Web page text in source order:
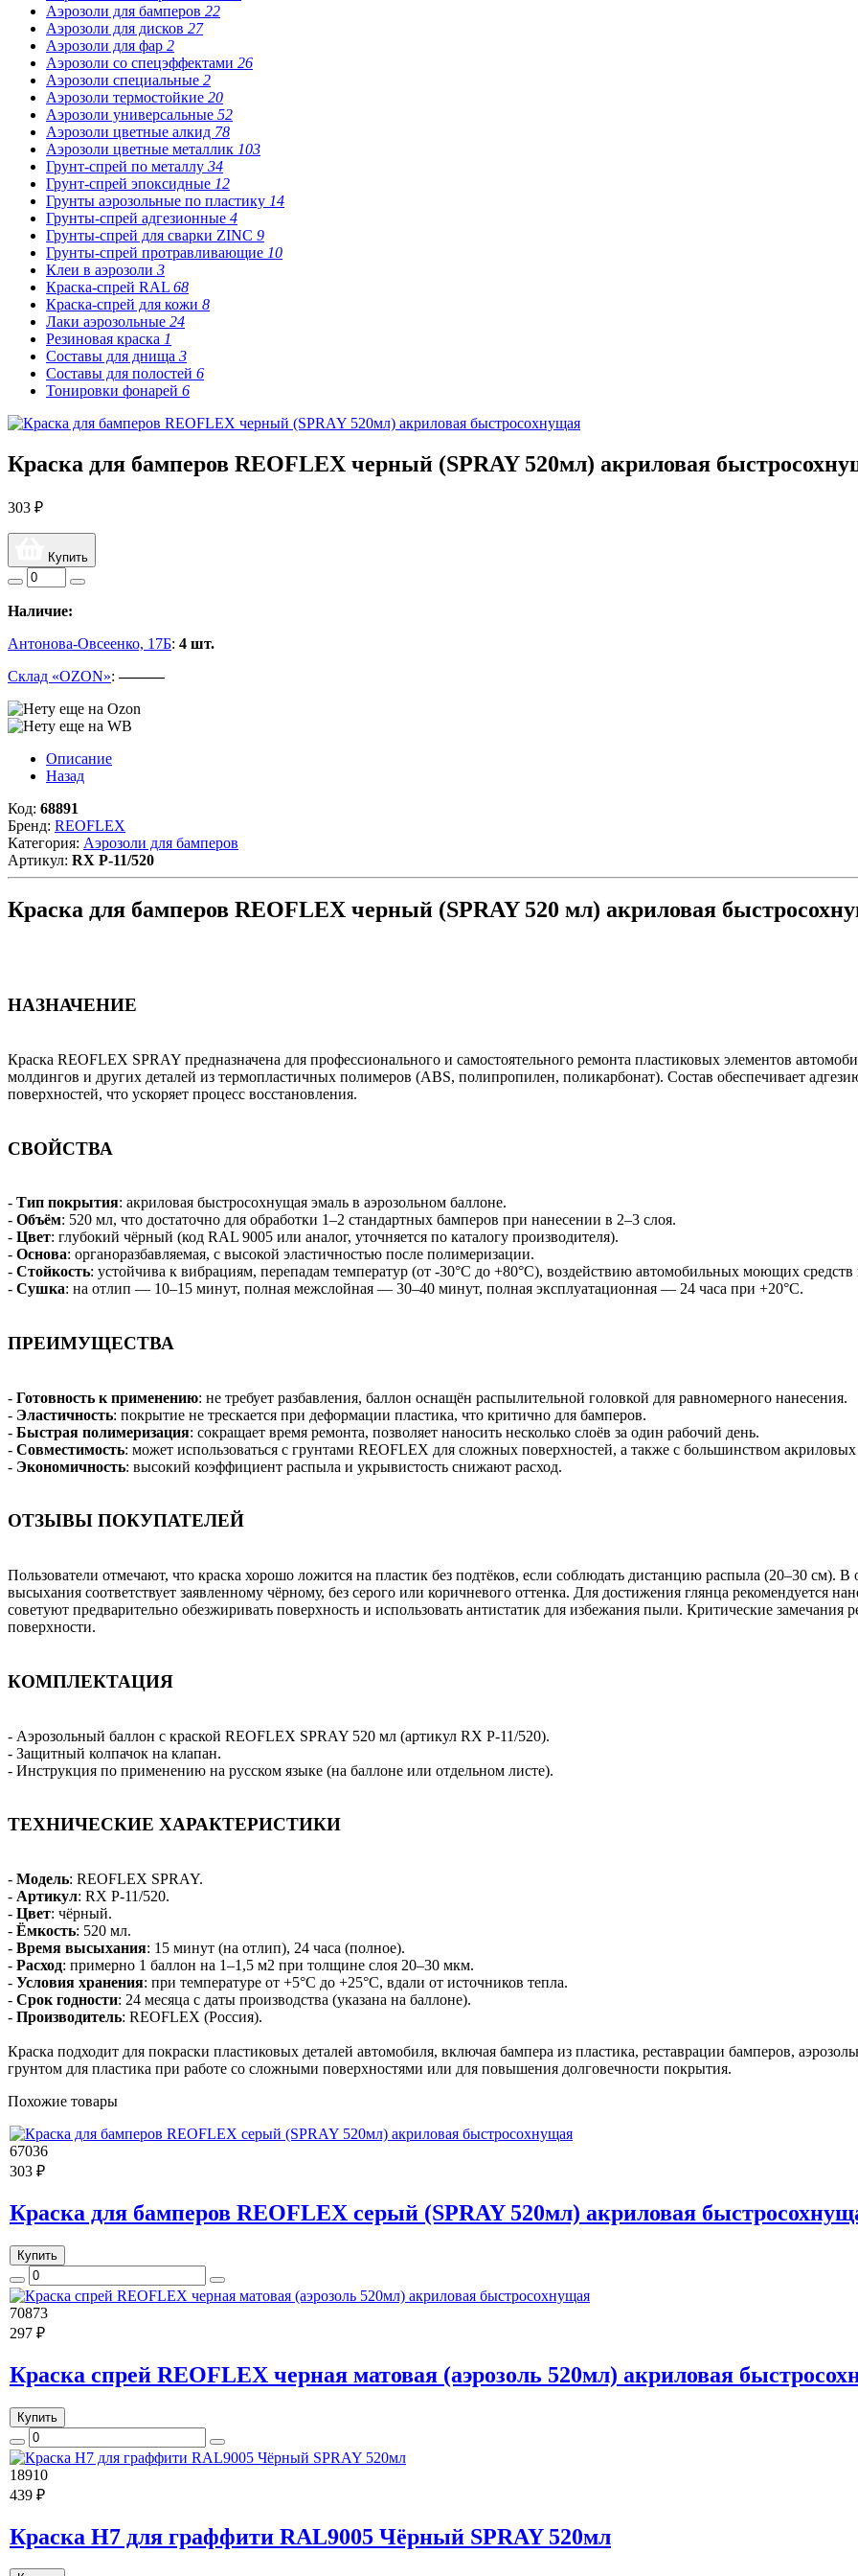
Аэрозоли для бамперов 22
Аэрозоли для дисков 27
Аэрозоли для фар 2
Аэрозоли со спецэффектами 26
Аэрозоли специальные 2
Аэрозоли термостойкие 20
Аэрозоли универсальные 52
Аэрозоли цветные алкид 78
Аэрозоли цветные металлик 103
Грунт-спрей по металлу 34
Грунт-спрей эпоксидные 12
Грунты аэрозольные по пластику 14
Грунты-спрей адгезионные 4
Грунты-спрей для сварки ZINC 9
Грунты-спрей протравливающие 10
Клеи в аэрозоли 3
Краска-спрей RAL 68
Краска-спрей для кожи 8
Лаки аэрозольные 24
Резиновая краска 1
Составы для днища 3
Составы для полостей 6
Тонировки фонарей 6
Краска для бамперов REOFLEX черный (SPRAY 520мл) акриловая
303 ₽
Купить
Наличие:
Антонова-Овсеенко, 17Б: 4 шт.
Склад «OZON»:———
Описание
Назад
Код: 68891
Бренд: REOFLEX
Категория: Аэрозоли для бамперов
Артикул: RX P-11/520
Краска для бамперов REOFLEX черный (SPRAY 520 мл) акриловая
НАЗНАЧЕНИЕ
Краска REOFLEX SPRAY предназначена для профессионального и самостоятельного ремонта пластиковых элементов
молдингов и других деталей из термопластичных полимеров (ABS, полипропилен, поликарбонат). Состав обеспечивает
поверхностей, что ускоряет процесс восстановления.
СВОЙСТВА
- Тип покрытия: акриловая быстросохнущая эмаль в аэрозольном баллоне.
- Объём: 520 мл, что достаточно для обработки 1–2 стандартных бамперов при нанесении в 2–3 слоя.
- Цвет: глубокий чёрный (код RAL 9005 или аналог, уточняется по каталогу производителя).
- Основа: органоразбавляемая, с высокой эластичностью после полимеризации.
- Стойкость: устойчива к вибрациям, перепадам температур (от -30°C до +80°C), воздействию автомобильных моющих
- Сушка: на отлип — 10–15 минут, полная межслойная — 30–40 минут, полная эксплуатационная — 24 часа при +20°C.
ПРЕИМУЩЕСТВА
- Готовность к применению: не требует разбавления, баллон оснащён распылительной головкой для равномерного нанесения.
- Эластичность: покрытие не трескается при деформации пластика, что критично для бамперов.
- Быстрая полимеризация: сокращает время ремонта, позволяет наносить несколько слоёв за один рабочий день.
- Совместимость: может использоваться с грунтами REOFLEX для сложных поверхностей, а также с большинством акриловых
- Экономичность: высокий коэффициент распыла и укрывистость снижают расход.
ОТЗЫВЫ ПОКУПАТЕЛЕЙ
Пользователи отмечают, что краска хорошо ложится на пластик без подтёков, если соблюдать дистанцию распыла (20–30 см).
высыхания соответствует заявленному чёрному, без серого или коричневого оттенка. Для достижения глянца рекомендуется
советуют предварительно обезжиривать поверхность и использовать антистатик для избежания пыли. Критические
поверхности.
КОМПЛЕКТАЦИЯ
- Аэрозольный баллон с краской REOFLEX SPRAY 520 мл (артикул RX P-11/520).
- Защитный колпачок на клапан.
- Инструкция по применению на русском языке (на баллоне или отдельном листе).
ТЕХНИЧЕСКИЕ ХАРАКТЕРИСТИКИ
- Модель: REOFLEX SPRAY.
- Артикул: RX P-11/520.
- Цвет: чёрный.
- Ёмкость: 520 мл.
- Время высыхания: 15 минут (на отлип), 24 часа (полное).
- Расход: примерно 1 баллон на 1–1,5 м2 при толщине слоя 20–30 мкм.
- Условия хранения: при температуре от +5°C до +25°C, вдали от источников тепла.
- Срок годности: 24 месяца с даты производства (указана на баллоне).
- Производитель: REOFLEX (Россия).
Краска подходит для покраски пластиковых деталей автомобиля, включая бампера из пластика, реставрации бамперов,
грунтом для пластика при работе со сложными поверхностями или для повышения долговечности покрытия.
Похожие товары
67036
303 ₽
Краска для бамперов REOFLEX серый (SPRAY 520мл) акриловая
Купить
70873
297 ₽
Краска спрей REOFLEX черная матовая (аэрозоль 520мл) акриловая
Купить
18910
439 ₽
Краска H7 для граффити RAL9005 Чёрный SPRAY 520мл